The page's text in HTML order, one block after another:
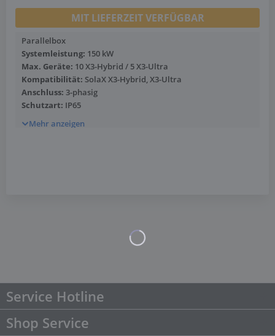
MIT LIEFERZEIT VERFÜGBAR
Parallelbox
Systemleistung: 150 kW
Max. Geräte: 10 X3-Hybrid / 5 X3-Ultra
Kompatibilität: SolaX X3-Hybrid, X3-Ultra
Anschluss: 3-phasig
Schutzart: IP65
Mehr anzeigen
Service Hotline
Shop Service